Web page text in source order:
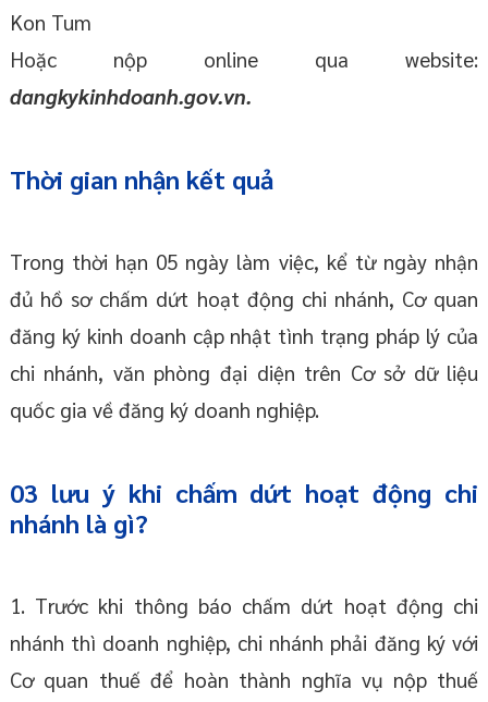
Kon Tum
Hoặc nộp online qua website:
dangkykinhdoanh.gov.vn.
Thời gian nhận kết quả
Trong thời hạn 05 ngày làm việc, kể từ ngày nhận
đủ hồ sơ chấm dứt hoạt động chi nhánh, Cơ quan
đăng ký kinh doanh cập nhật tình trạng pháp lý của
chi nhánh, văn phòng đại diện trên Cơ sở dữ liệu
quốc gia về đăng ký doanh nghiệp.
03 lưu ý khi chấm dứt hoạt động chi
nhánh là gì?
1. Trước khi thông báo chấm dứt hoạt động chi
nhánh thì doanh nghiệp, chi nhánh phải đăng ký với
Cơ quan thuế để hoàn thành nghĩa vụ nộp thuế